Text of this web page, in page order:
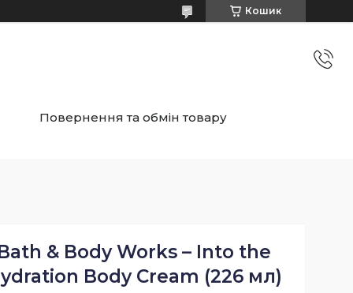
Кошик
Повернення та обмін товару
& Body Works – Into the
Body Cream (226 мл)